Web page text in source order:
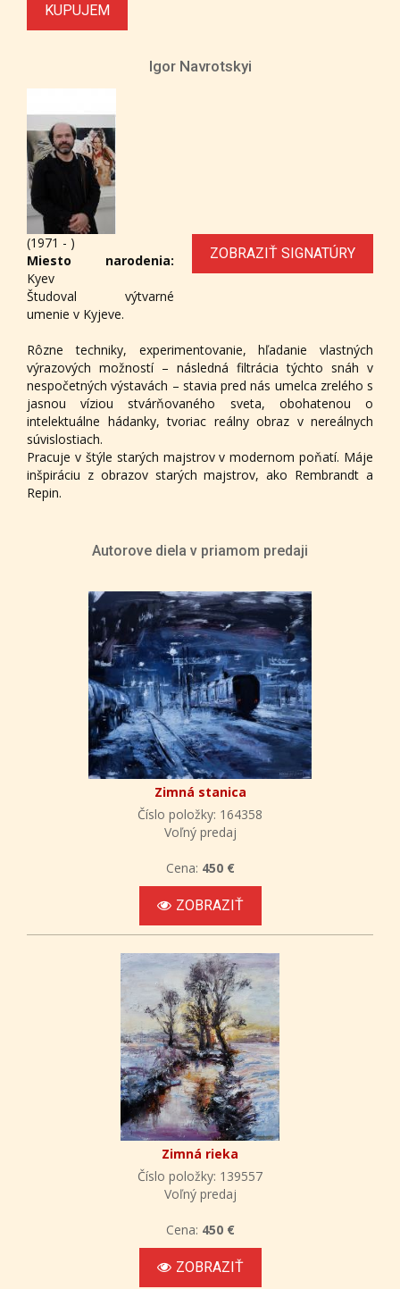
KUPUJEM
Igor Navrotskyi
ZOBRAZIŤ SIGNATÚRY
(1971 - )
Miesto narodenia:
Kyev
Študoval výtvarné
umenie v Kyjeve.
Rôzne techniky, experimentovanie, hľadanie vlastných
výrazových možností – následná filtrácia týchto snáh v
nespočetných výstavách – stavia pred nás umelca zrelého s
jasnou víziou stvárňovaného sveta, obohatenou o
intelektuálne hádanky, tvoriac reálny obraz v nereálnych
súvislostiach.
Pracuje v štýle starých majstrov v modernom poňatí. Máje
inšpiráciu z obrazov starých majstrov, ako Rembrandt a
Repin.
Autorove diela v priamom predaji
Zimná stanica
Číslo položky: 164358
Voľný predaj
Cena: 450 €
ZOBRAZIŤ
Zimná rieka
Číslo položky: 139557
Voľný predaj
Cena: 450 €
ZOBRAZIŤ